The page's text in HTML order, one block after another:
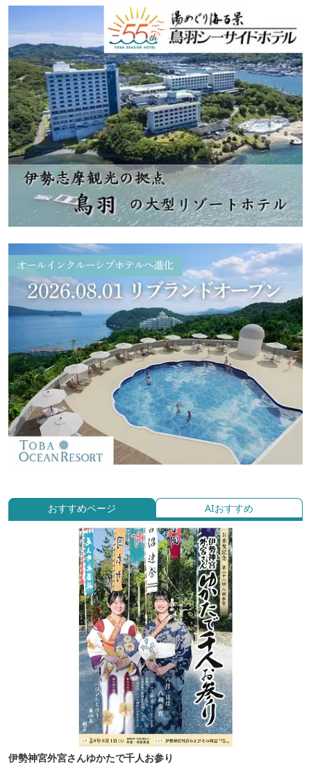
おすすめページ AIおすすめ
伊勢神宮外宮さんゆかたで千人お参り